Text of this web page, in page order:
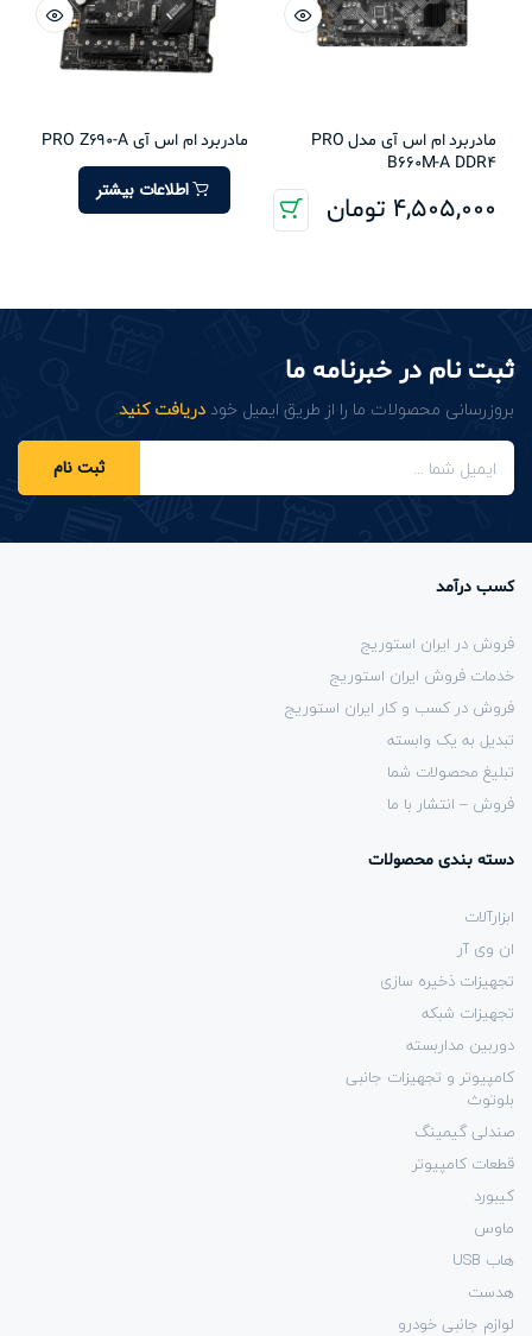
مادربرد ام اس آی مدل PRO
B660M-A DDR4
4,505,000 تومان
مادربرد ام اس آی PRO Z690-A
اطلاعات بیشتر
ثبت نام در خبرنامه ما
بروزرسانی محصولات ما را از طریق ایمیل خود دریافت کنید.
ثبت نام
کسب درآمد
فروش در ایران استوریج
خدمات فروش ایران استوریج
فروش در کسب و کار ایران استوریج
تبدیل به یک وابسته
تبلیغ محصولات شما
فروش – انتشار با ما
دسته بندی محصولات
ابزارآلات
ان وی آر
تجهیزات ذخیره سازی
تجهیزات شبکه
دوربین مداربسته
کامپیوتر و تجهیزات جانبی
بلوتوث
صندلی گیمینگ
قطعات کامپیوتر
کیبورد
ماوس
هاب USB
هدست
لوازم جانبی خودرو